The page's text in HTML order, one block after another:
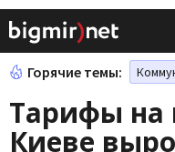
Горячие темы:
Тарифы на
Киеве